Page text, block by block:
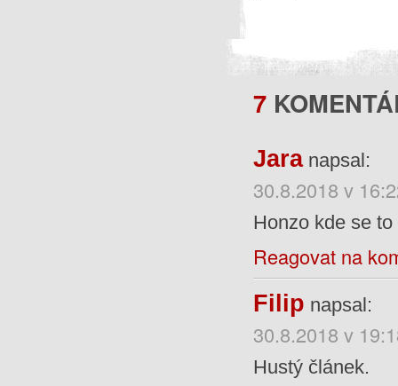
7
Jara napsal:
30.8.2018 v
Honzo kde se
Reagovat na
Filip napsal:
30.8.2018 v
Hustý článek.